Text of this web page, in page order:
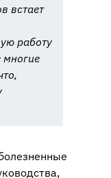
встает
работу
многие